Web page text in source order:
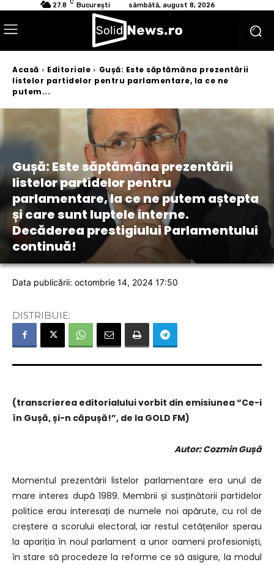
27.8 C București sâmbătă, august 8, 2026
Acasă Editoriale
Gușă: Este săptămâna prezentării
listelor partidelor pentru parlamentare, la ce ne
putem...
Gușă: Este săptămâna prezentării
listelor partidelor pentru
parlamentare, la ce ne putem aștepta
și care sunt luptele interne.
Decăderea prestigiului Parlamentului
continuă!
Data publicării: octombrie 14, 2024 17:50
DISTRIBUIE:
(transcrierea editorialului vorbit din emisiunea “Ce-i
în Gușă, și-n căpușă!”, de la GOLD FM)
Autor: Cozmin Gușă
Momentul prezentării listelor parlamentare era unul de
mare interes după 1989. Membrii și susținătorii partidelor
politice erau interesați de numele noi apărute, cu rol de
creștere a scorului electoral, iar restul cetățenilor sperau
la apariția în noul parlament a unor oameni profesioniști,
în stare să procedeze la reforme ce să asigure, la modul